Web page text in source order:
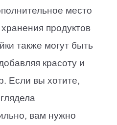
место
продуктов
также могут быть
красоту и
Если вы хотите,
вам нужно